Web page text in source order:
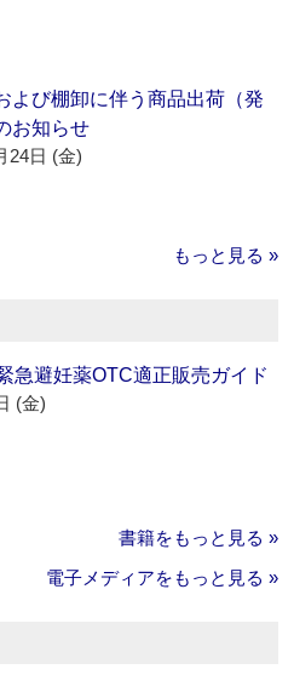
よび棚卸に伴う商品出荷（発
お知らせ
24日 (金)
もっと見る »
急避妊薬OTC適正販売ガイド
(金)
書籍をもっと見る »
電子メディアをもっと見る »